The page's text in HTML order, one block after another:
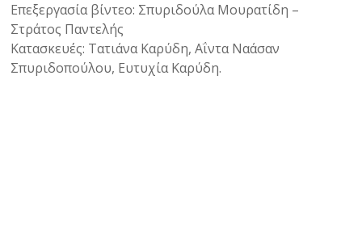
Επεξεργασία βίντεο: Σπυριδούλα Μουρατίδη –
Στράτος Παντελής
Κατασκευές: Τατιάνα Καρύδη, Αΐντα Ναάσαν
Σπυριδοπούλου, Ευτυχία Καρύδη.